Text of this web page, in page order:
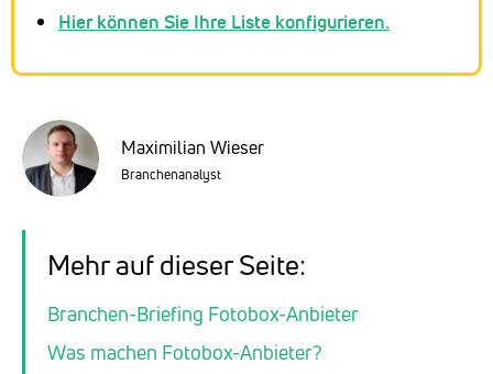
Hier können Sie Ihre Liste konfigurieren.
Maximilian Wieser
Branchenanalyst
Mehr auf dieser Seite:
Branchen-Briefing Fotobox-Anbieter
Was machen Fotobox-Anbieter?